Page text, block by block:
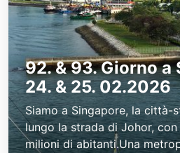
92. & 93. Giorno a
24. & 25. 02.2026
Siamo a Singapore, la città-
lungo la strada di Johor,
milioni di abitanti.Una